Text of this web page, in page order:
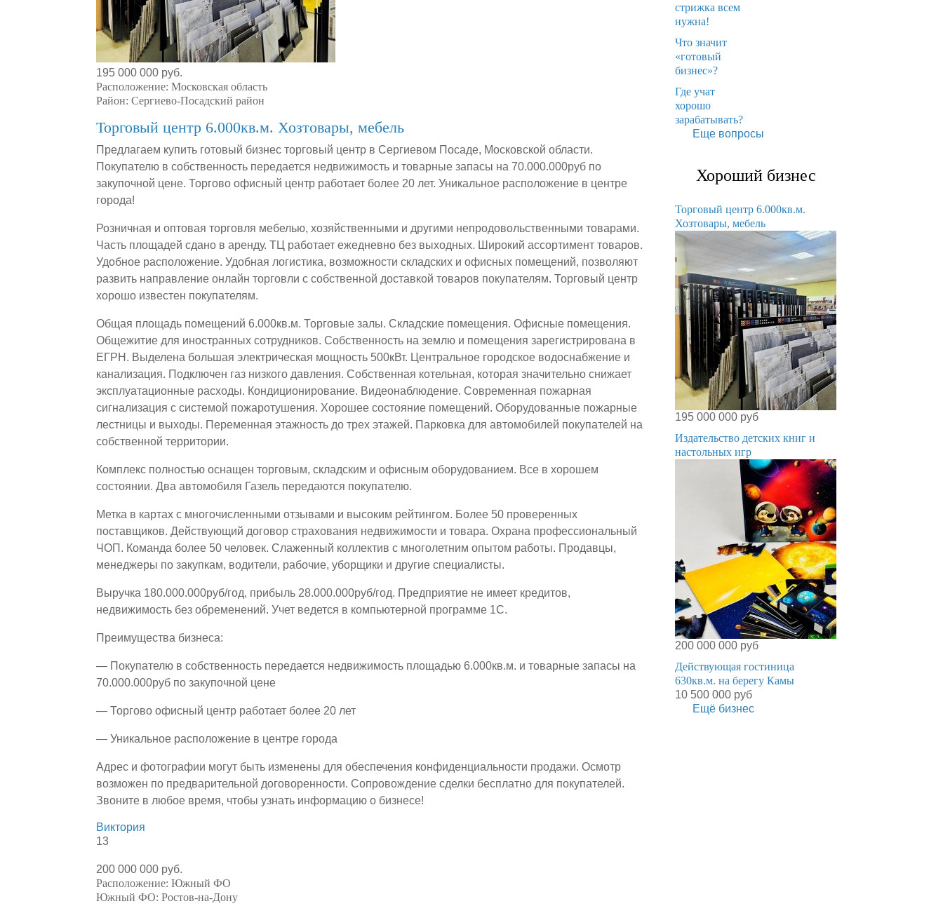
195 000 000 руб.
Расположение: Московская область
Район: Сергиево-Посадский район
Торговый центр 6.000кв.м. Хозтовары, мебель
Предлагаем купить готовый бизнес торговый центр в Сергиевом Посаде, Московской области.
Покупателю в собственность передается недвижимость и товарные запасы на 70.000.000руб по
закупочной цене. Торгово офисный центр работает более 20 лет. Уникальное расположение в центре
города!
Розничная и оптовая торговля мебелью, хозяйственными и другими непродовольственными товарами.
Часть площадей сдано в аренду. ТЦ работает ежедневно без выходных. Широкий ассортимент товаров.
Удобное расположение. Удобная логистика, возможности складских и офисных помещений, позволяют
развить направление онлайн торговли с собственной доставкой товаров покупателям. Торговый центр
хорошо известен покупателям.
Общая площадь помещений 6.000кв.м. Торговые залы. Складские помещения. Офисные помещения.
Общежитие для иностранных сотрудников. Собственность на землю и помещения зарегистрирована в
ЕГРН. Выделена большая электрическая мощность 500кВт. Центральное городское водоснабжение и
канализация. Подключен газ низкого давления. Собственная котельная, которая значительно снижает
эксплуатационные расходы. Кондиционирование. Видеонаблюдение. Современная пожарная
сигнализация с системой пожаротушения. Хорошее состояние помещений. Оборудованные пожарные
лестницы и выходы. Переменная этажность до трех этажей. Парковка для автомобилей покупателей на
собственной территории.
Комплекс полностью оснащен торговым, складским и офисным оборудованием. Все в хорошем
состоянии. Два автомобиля Газель передаются покупателю.
Метка в картах с многочисленными отзывами и высоким рейтингом. Более 50 проверенных
поставщиков. Действующий договор страхования недвижимости и товара. Охрана профессиональный
ЧОП. Команда более 50 человек. Слаженный коллектив с многолетним опытом работы. Продавцы,
менеджеры по закупкам, водители, рабочие, уборщики и другие специалисты.
Выручка 180.000.000руб/год, прибыль 28.000.000руб/год. Предприятие не имеет кредитов,
недвижимость без обременений. Учет ведется в компьютерной программе 1С.
Преимущества бизнеса:
— Покупателю в собственность передается недвижимость площадью 6.000кв.м. и товарные запасы на
70.000.000руб по закупочной цене
— Торгово офисный центр работает более 20 лет
— Уникальное расположение в центре города
Адрес и фотографии могут быть изменены для обеспечения конфиденциальности продажи. Осмотр
возможен по предварительной договоренности. Сопровождение сделки бесплатно для покупателей.
Звоните в любое время, чтобы узнать информацию о бизнесе!
Виктория
13
200 000 000 руб.
Расположение: Южный ФО
Южный ФО: Ростов-на-Дону
стрижка всем
нужна!
​Что значит
«готовый
бизнес»?
​Где учат
хорошо
зарабатывать?
Еще вопросы
Хороший бизнес
Торговый центр 6.000кв.м.
Хозтовары, мебель
195 000 000 руб
Издательство детских книг и
настольных игр
200 000 000 руб
Действующая гостиница
630кв.м. на берегу Камы
10 500 000 руб
Ещё бизнес